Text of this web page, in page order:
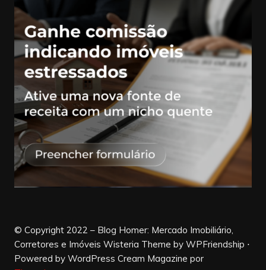
© Copyright 2022 – Blog Homer: Mercado Imobiliário,
Corretores e Imóveis Wisteria Theme by WPFriendship ⋅
Powered by WordPress Cream Magazine por